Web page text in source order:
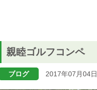
親睦ゴルフコンペ
ブログ 2017年07月04日